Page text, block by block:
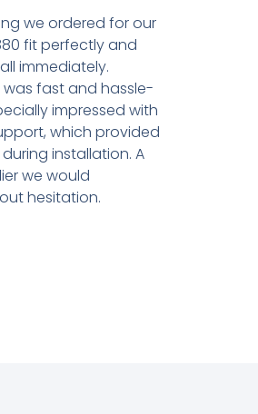
we ordered for our
fit perfectly and
immediately.
was fast and hassle-
impressed with
which provided
installation. A
we would
hesitation.